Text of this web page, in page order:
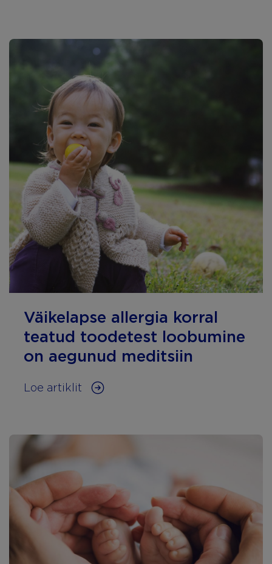
Väikelapse allergia korral
teatud toodetest loobumine
on aegunud meditsiin
Loe artiklit